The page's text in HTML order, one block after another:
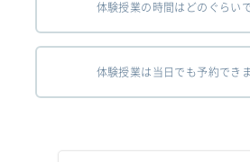
体験授業の時間はどのぐらい
体験授業は当日でも予約でき